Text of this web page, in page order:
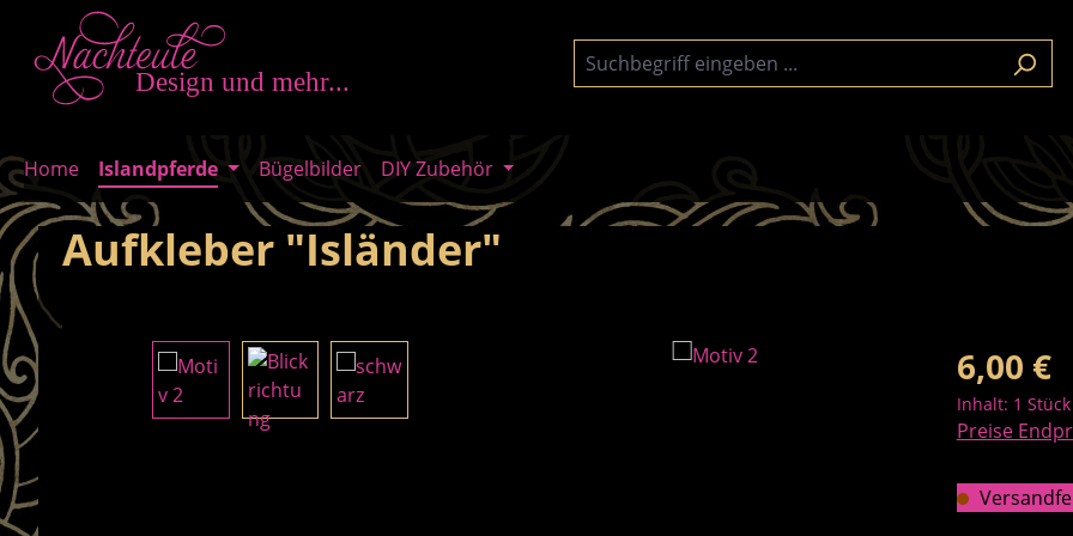
Hauptinhalt springen
Zur Suche springen
Zur Hauptnavigation springen
Home Islandpferde Bügelbilder DIY Zubehör
Aufkleber "Isländer"
Bildergalerie überspringen Regulärer
6,00 €
Inhalt: 1 Stück
Preise